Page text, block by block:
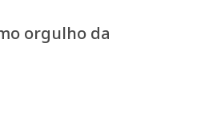
orgulho da